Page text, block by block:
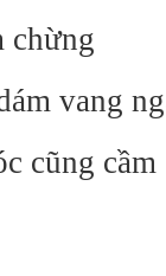
chừng
vang
cũng cầm